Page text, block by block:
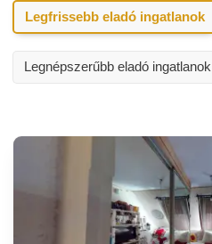
Legfrissebb eladó ingatlanok
Legnépszerűbb eladó ingatlanok